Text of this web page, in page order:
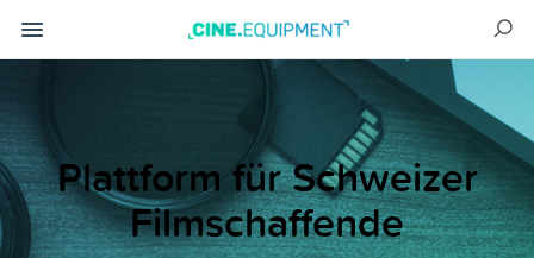
Plattform für Schweizer
Filmschaffende